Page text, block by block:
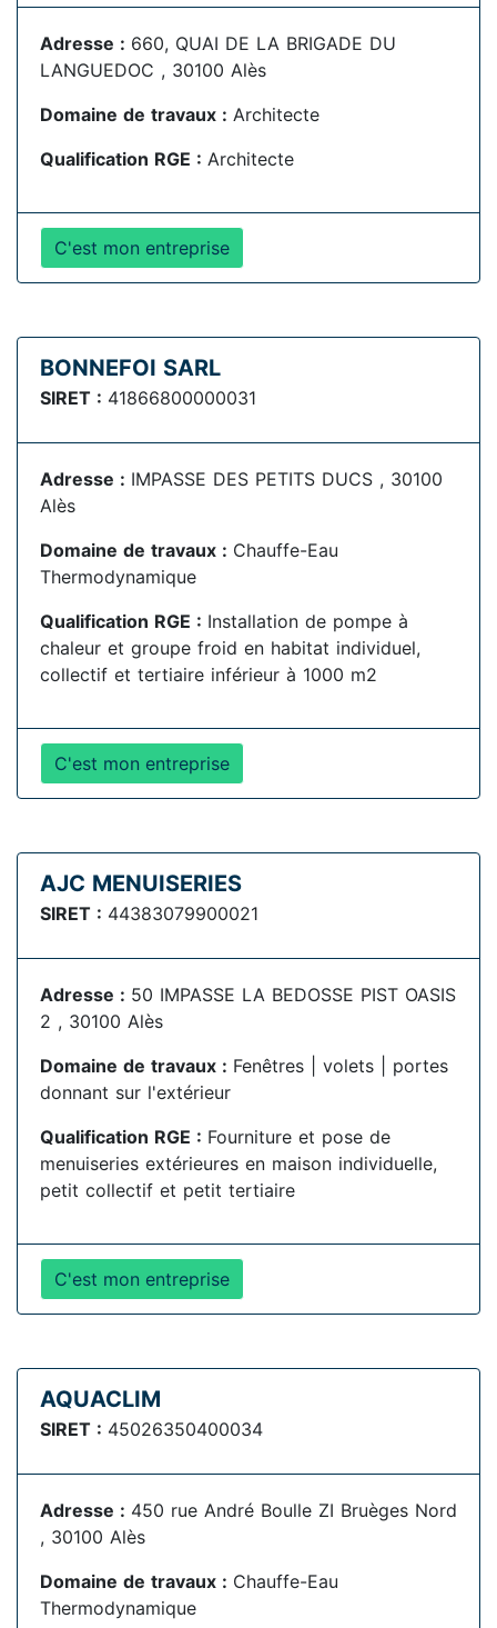
Adresse : 660, QUAI DE LA BRIGADE DU
LANGUEDOC , 30100 Alès
Domaine de travaux : Architecte
Qualification RGE : Architecte
C'est mon entreprise
BONNEFOI SARL
SIRET : 41866800000031
Adresse : IMPASSE DES PETITS DUCS , 30100
Alès
Domaine de travaux : Chauffe-Eau
Thermodynamique
Qualification RGE : Installation de pompe à
chaleur et groupe froid en habitat individuel,
collectif et tertiaire inférieur à 1000 m2
C'est mon entreprise
AJC MENUISERIES
SIRET : 44383079900021
Adresse : 50 IMPASSE LA BEDOSSE PIST OASIS
2 , 30100 Alès
Domaine de travaux : Fenêtres | volets | portes
donnant sur l'extérieur
Qualification RGE : Fourniture et pose de
menuiseries extérieures en maison individuelle,
petit collectif et petit tertiaire
C'est mon entreprise
AQUACLIM
SIRET : 45026350400034
Adresse : 450 rue André Boulle ZI Bruèges Nord
, 30100 Alès
Domaine de travaux : Chauffe-Eau
Thermodynamique